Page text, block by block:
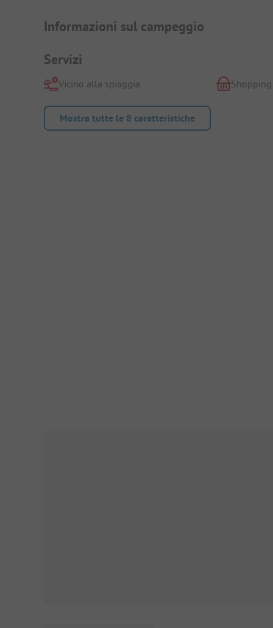
Presentazione del
Informazioni sul campeggio
Servizi
Vicino alla spiaggia Shopping
Mostra tutte le 8 caratteristiche